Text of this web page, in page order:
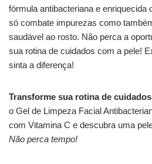
fórmula antibacteriana e enriquecida
só combate impurezas como
saudável ao rosto. Não perca a
sua rotina de cuidados com a pele!
sinta a diferença!
Transforme sua rotina de
o Gel de Limpeza Facial
com Vitamina C e descubra uma
Não perca tempo!